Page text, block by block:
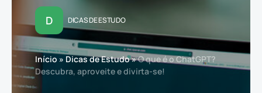
D DICAS DE ESTUDO
Início » Dicas de Estudo»O que é o ChatGPT?
Descubra, aproveite e divirta-se!